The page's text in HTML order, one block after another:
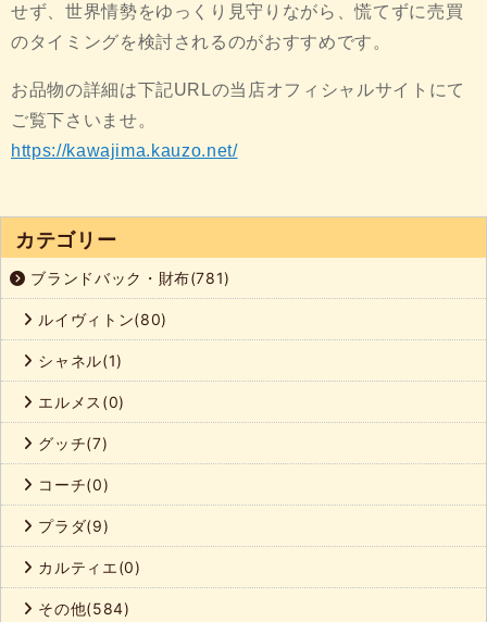
せず、世界情勢をゆっくり見守りながら、慌てずに売買
のタイミングを検討されるのがおすすめです。
お品物の詳細は下記URLの当店オフィシャルサイトにて
ご覧下さいませ。
https://kawajima.kauzo.net/
カテゴリー
ブランドバック・財布(781)
ルイヴィトン(80)
シャネル(1)
エルメス(0)
グッチ(7)
コーチ(0)
プラダ(9)
カルティエ(0)
その他(584)